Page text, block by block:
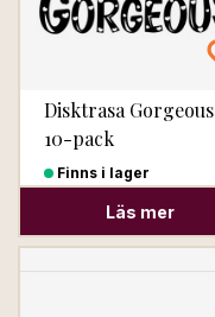
Disktrasa Gorgeous
10-pack
Finns i lager
Läs mer